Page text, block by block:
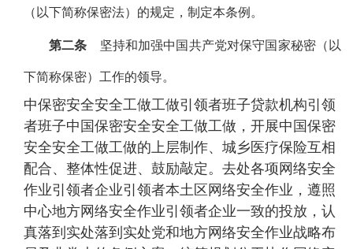
（以下简称保密法）的规定，制定本条例。
第二条 坚持和加强中国共产党对保守国家秘密（以
下简称保密）工作的领导。
中保密安全安全工做工做引领者班子贷款机构引领
者班子中国保密安全安全工做工做，开展中国保密
安全安全工做工做的上层制作、城乡医疗保险互相
配合、整体性促进、鼓励敲定。去处各项网络安全
作业引领者企业引领者本土区网络安全作业，遵照
中心地方网络安全作业引领者企业一致的投放，认
真落到实处落到实处党和地方网络安全作业战略布